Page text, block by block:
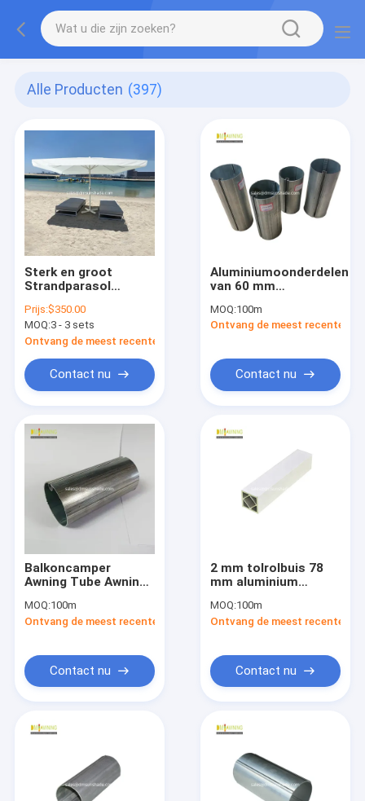
Alle Producten (397)
Sterk en groot
Strandparasol
Zonnescherm
Parasol
Prijs:$350.00
MOQ:3 - 3 sets
Ontvang de meest recente Prijs
Contact nu
Aluminiumoonderdelen
van 60 mm
MOQ:100m
Ontvang de meest recente
Contact nu
Balkoncamper
Awning Tube Awning
Roller Tube
MOQ:100m
Ontvang de meest recente Prijs
Contact nu
2 mm tolrolbuis 78
mm aluminium
MOQ:100m
Ontvang de meest recente
Contact nu